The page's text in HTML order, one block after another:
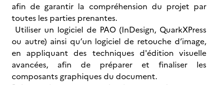
afin de garantir la compréhension du projet par
toutes les parties prenantes.
Utiliser un logiciel de PAO (InDesign, QuarkXPress
ou autre) ainsi qu’un logiciel de retouche d’image,
en appliquant des techniques d'édition visuelle
avancées, afin de préparer et finaliser les
composants graphiques du document.